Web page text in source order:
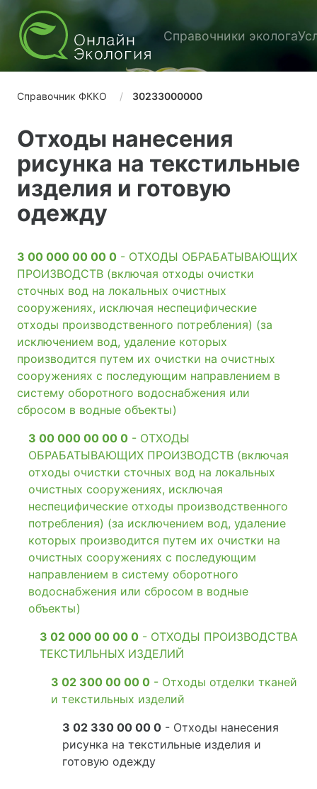
Справочники эколога
Справочник ФККО 30233000000
Отходы нанесения
рисунка на текстильные
изделия и готовую
одежду
3 00 000 00 00 0 - ОТХОДЫ ОБРАБАТЫВАЮЩИХ
ПРОИЗВОДСТВ (включая отходы очистки
сточных вод на локальных очистных
сооружениях, исключая неспецифические
отходы производственного потребления) (за
исключением вод, удаление которых
производится путем их очистки на очистных
сооружениях с последующим направлением в
систему оборотного водоснабжения или
сбросом в водные объекты)
3 00 000 00 00 0 - ОТХОДЫ
ОБРАБАТЫВАЮЩИХ ПРОИЗВОДСТВ (включая
отходы очистки сточных вод на локальных
очистных сооружениях, исключая
неспецифические отходы производственного
потребления) (за исключением вод, удаление
которых производится путем их очистки на
очистных сооружениях с последующим
направлением в систему оборотного
водоснабжения или сбросом в водные
объекты)
3 02 000 00 00 0 - ОТХОДЫ ПРОИЗВОДСТВА
ТЕКСТИЛЬНЫХ ИЗДЕЛИЙ
3 02 300 00 00 0 - Отходы отделки тканей
и текстильных изделий
3 02 330 00 00 0 - Отходы нанесения
рисунка на текстильные изделия и
готовую одежду